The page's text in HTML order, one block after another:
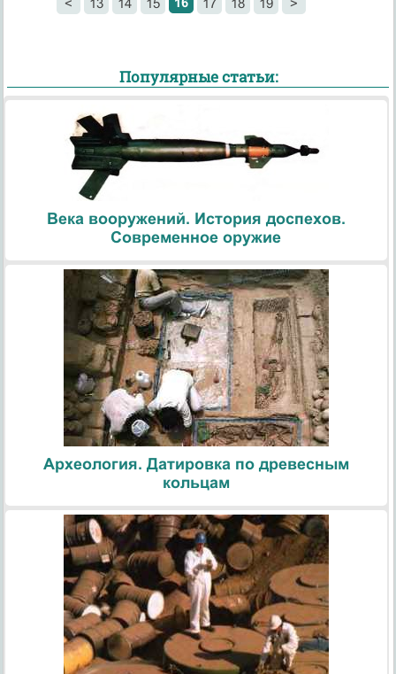
Популярные статьи:
Века вооружений. История доспехов.
Современное оружие
Археология. Датировка по древесным
кольцам